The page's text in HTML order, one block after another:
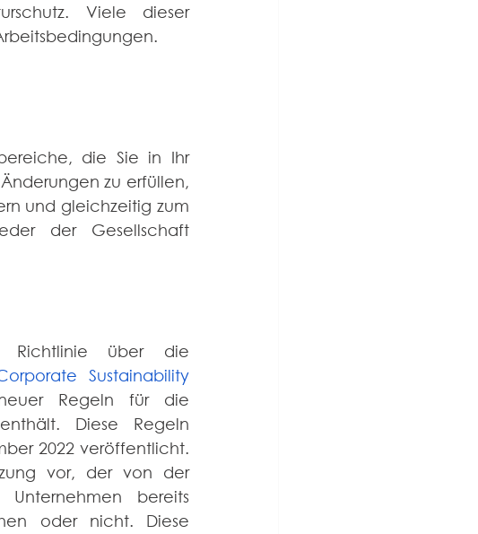
Viele dieser
die Sie in Ihr
zu erfüllen,
und gleichzeitig zum
der Gesellschaft
über die
Sustainability
Diese Regeln
2022 veröffentlicht.
vor, der von der
bereits
oder nicht. Diese